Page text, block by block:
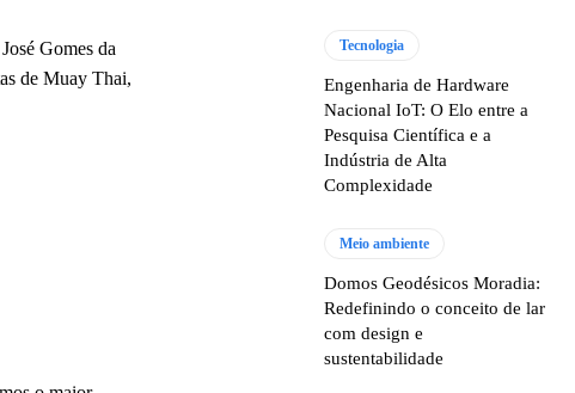
Gomes da
de Muay Thai,
Tecnologia
Engenharia de Hardware
Nacional IoT: O Elo entre a
Pesquisa Científica e a
Indústria de Alta
Complexidade
Meio ambiente
Domos Geodésicos Moradia:
Redefinindo o conceito de lar
com design e
sustentabilidade